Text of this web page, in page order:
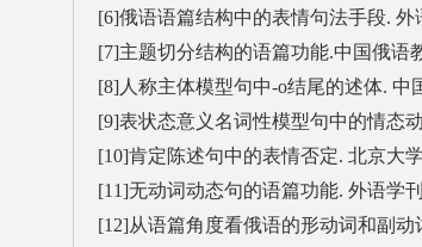
[6]俄语语篇结构中的表情句法手段. 外
[7]主题切分结构的语篇功能.中国俄语
[8]人称主体模型句中-о结尾的述体. 中
[9]表状态意义名词性模型句中的情态
[10]肯定陈述句中的表情否定. 北京大
[11]无动词动态句的语篇功能. 外语学
[12]从语篇角度看俄语的形动词和副动